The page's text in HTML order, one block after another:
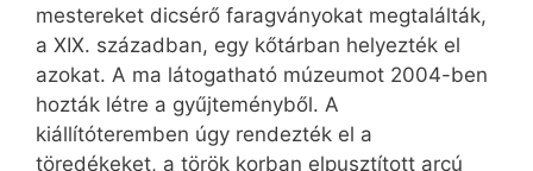
mestereket dicsérő faragványokat megtalálták,
a XIX. században, egy kőtárban helyezték el
azokat. A ma látogatható múzeumot 2004-ben
hozták létre a gyűjteményből. A
kiállítóteremben úgy rendezték el a
töredékeket, a török korban elpusztított arcú